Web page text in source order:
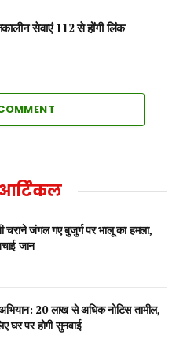
सेवाएं 112 से होंगी लिंक
जंगल गए बुजुर्ग पर भालू का हमला,
जान
अभियान: 20 लाख से अधिक नोटिस तामील,
घर पर होगी सुनवाई